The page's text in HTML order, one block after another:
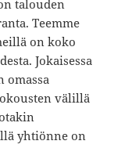
talouden
Teemme
on koko
Jokaisessa
omassa
välillä
yhtiönne on